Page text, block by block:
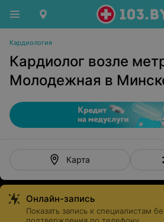
Кардиология
Кардиолог возле
Молодежная в
Карта
Онлайн-запись
Показать запись к специалистам